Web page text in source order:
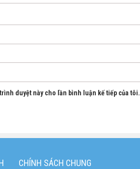
duyệt này cho lần bình luận kế tiếp của tôi.
CHÍNH SÁCH CHUNG